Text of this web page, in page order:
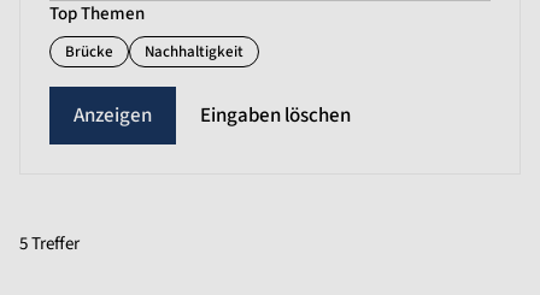
Top Themen
Brücke Nachhaltigkeit
Eingaben löschen
5 Treffer